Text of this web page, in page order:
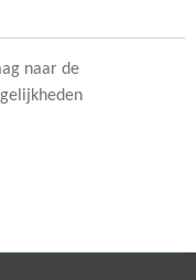
naar de